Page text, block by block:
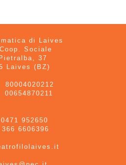
di Laives
Sociale
37
Laives (BZ)
00654870211
952650
6606396